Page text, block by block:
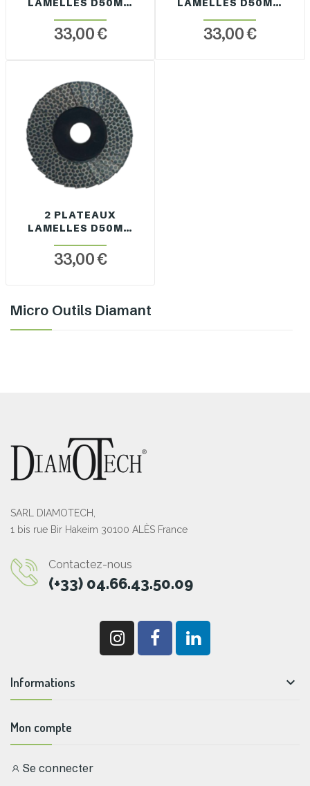
Micro Outils Diamant
LAMELLES D50MM
33,00 €
LAMELLES D50MM
33,00 €
2 PLATEAUX
LAMELLES D50MM
33,00 €
SARL DIAMOTECH,
1 bis rue Bir Hakeim 30100 ALÈS France
Contactez-nous
(+33) 04.66.43.50.09
Informations 
Mon compte
Se connecter